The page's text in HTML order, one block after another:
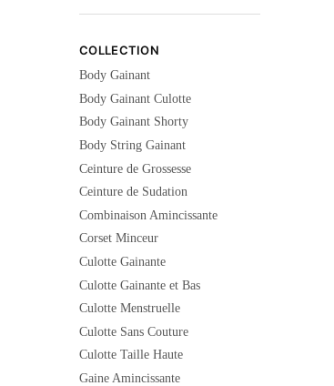
COLLECTION
Body Gainant
Body Gainant Culotte
Body Gainant Shorty
Body String Gainant
Ceinture de Grossesse
Ceinture de Sudation
Combinaison Amincissante
Corset Minceur
Culotte Gainante
Culotte Gainante et Bas
Culotte Menstruelle
Culotte Sans Couture
Culotte Taille Haute
Gaine Amincissante